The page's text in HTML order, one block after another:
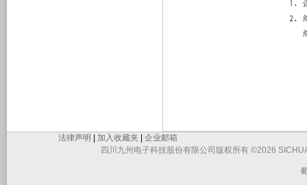
法律声明 加入收藏夹
企业邮箱
四川九州电子科技股份有限公司版权所有 ©2026